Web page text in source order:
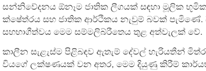
සන්නිවේදනය ඕනෑම ජාතික ලීගයක් සඳහා මූලික
ක්ෂේත්රය සහ ජාතික ආර්ථිකය නැවුම් බවක්
සහභාගීත්වය මෙම සම්මලිබ්රීතෙය තුළ අත්වැලක් වේ.
කාලීන සැළැස්ම පිළිබඳව ඇතැම් දේවල් හැරියතීන්
වියගේ ලක්ෂණයක් වන අතර, මෙම දියුණු කිරීම්